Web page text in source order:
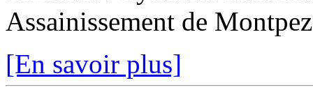
Assainissement de
[En savoir plus]